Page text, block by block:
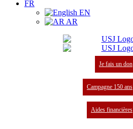
FR
EN
AR
Je fais un don
Campagne 150 ans
Aides financières